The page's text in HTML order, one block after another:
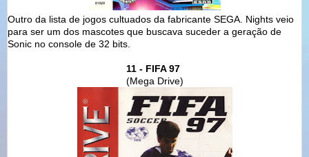
Outro da lista de jogos cultuados da fabricante SEGA. Nights veio
para ser um dos mascotes que buscava suceder a geração de
Sonic no console de 32 bits.
11 - FIFA 97
(Mega Drive)